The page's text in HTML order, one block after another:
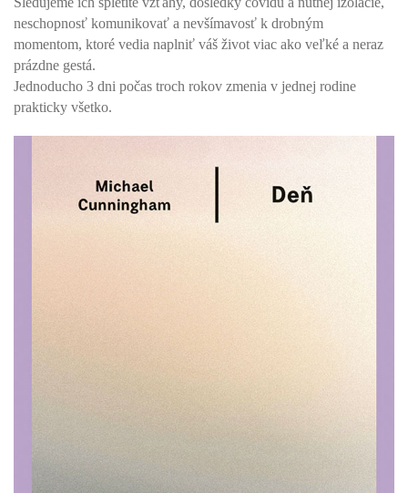
neschopnosť komunikovať a nevšímavosť k drobným
momentom, ktoré vedia naplniť váš život viac ako veľké a neraz
prázdne gestá.
Jednoducho 3 dni počas troch rokov zmenia v jednej rodine
prakticky všetko.